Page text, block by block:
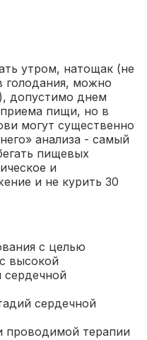
утром, натощак (не
голодания, можно
допустимо днем
приема пищи, но в
могут существенно
анализа - самый
пищевых
и
и не курить 30
с целью
высокой
сердечной
сердечной
проводимой терапии